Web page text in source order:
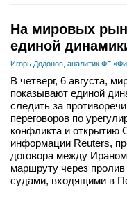
На мировых
единой
Игорь Додонов, аналитик ФГ
В четверг, 6 августа,
показывают единой
следить за
переговоров по
конфликта и открытию
информации Reuters,
договора между
маршруту через пролив
судами, входящими в